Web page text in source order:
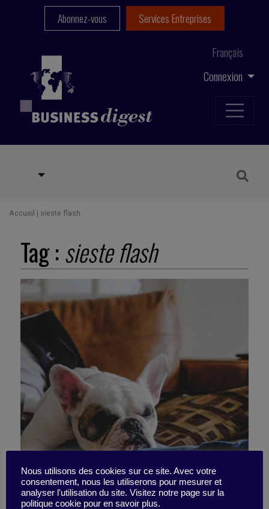
Connexion
Français
Abonnez-vous Services Entreprises
Accueil | sieste flash
Tag :sieste flash
Mieux que le café – la super
Nous utilisons des cookies sur ce site. Avec votre
consentement, nous les utiliserons pour mesurer et
analyser l'utilisation du site. Visitez notre page sur la
politique cookie pour en savoir plus.